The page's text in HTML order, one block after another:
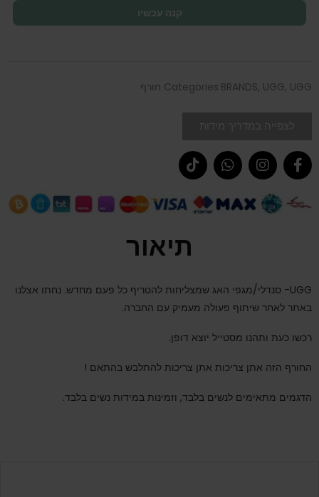
קנה עכשיו
Categories BRANDS, UGG, UGG חורף
תיאור
UGG- סנדלי/מגפי האג שמצליחות להטריף כל פעם מחדש. נחתו אצלנו
באתר לאחר שיתוף פעולה מעמיק עם החברה.
רכשו כעת ותהנו מסטייל יוצא דופן.
החורף הזה אתן צריכות אתן צריכות להתלבש בהתאם !
הדגמים מתאימים לנשים בלבד, וזמינות במידות נשים בלבד.